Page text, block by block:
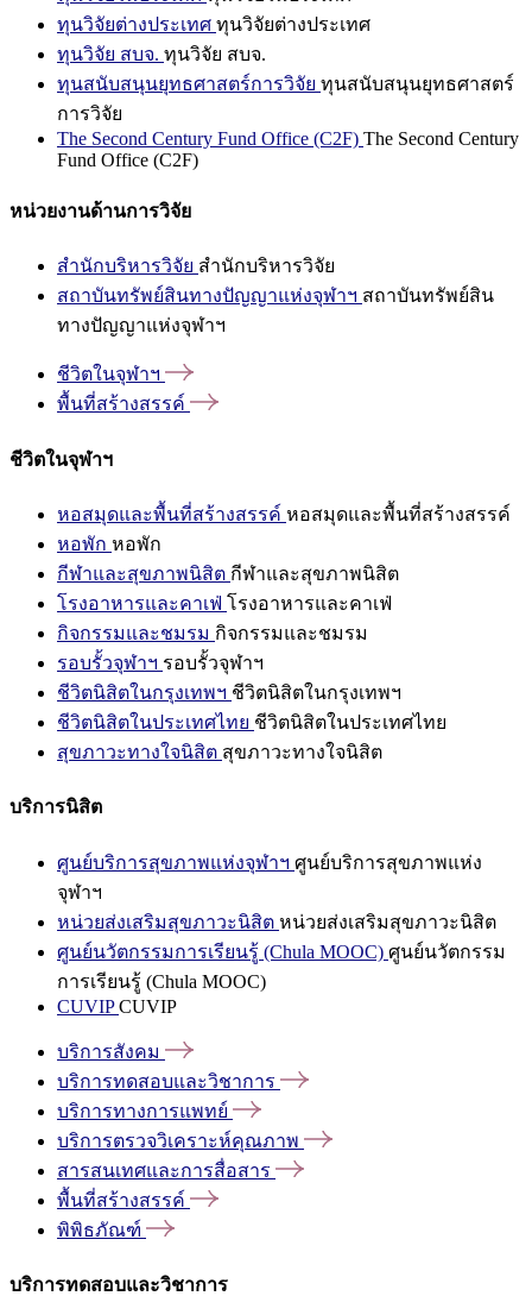
ทุนวิจัยต่างประเทศ ทุนวิจัยต่างประเทศ
ทุนวิจัย สบจ. ทุนวิจัย สบจ.
ทุนสนับสนุนยุทธศาสตร์การวิจัย ทุนสนับสนุนยุทธศาสตร์
การวิจัย
The Second Century Fund Office (C2F) The Second Century
Fund Office (C2F)
หน่วยงานด้านการวิจัย
สำนักบริหารวิจัย สำนักบริหารวิจัย
สถาบันทรัพย์สินทางปัญญาแห่งจุฬาฯ สถาบันทรัพย์สิน
ทางปัญญาแห่งจุฬาฯ
ชีวิตในจุฬาฯ
พื้นที่สร้างสรรค์
ชีวิตในจุฬาฯ
หอสมุดและพื้นที่สร้างสรรค์ หอสมุดและพื้นที่สร้างสรรค์
หอพัก หอพัก
กีฬาและสุขภาพนิสิต กีฬาและสุขภาพนิสิต
โรงอาหารและคาเฟ่ โรงอาหารและคาเฟ่
กิจกรรมและชมรม กิจกรรมและชมรม
รอบรั้วจุฬาฯ รอบรั้วจุฬาฯ
ชีวิตนิสิตในกรุงเทพฯ ชีวิตนิสิตในกรุงเทพฯ
ชีวิตนิสิตในประเทศไทย ชีวิตนิสิตในประเทศไทย
สุขภาวะทางใจนิสิต สุขภาวะทางใจนิสิต
บริการนิสิต
ศูนย์บริการสุขภาพแห่งจุฬาฯ ศูนย์บริการสุขภาพแห่ง
จุฬาฯ
หน่วยส่งเสริมสุขภาวะนิสิต หน่วยส่งเสริมสุขภาวะนิสิต
ศูนย์นวัตกรรมการเรียนรู้ (Chula MOOC) ศูนย์นวัตกรรม
การเรียนรู้ (Chula MOOC)
CUVIPCUVIP
บริการสังคม
บริการทดสอบและวิชาการ
บริการทางการแพทย์
บริการตรวจวิเคราะห์คุณภาพ
สารสนเทศและการสื่อสาร
พื้นที่สร้างสรรค์
พิพิธภัณฑ์
บริการทดสอบและวิชาการ